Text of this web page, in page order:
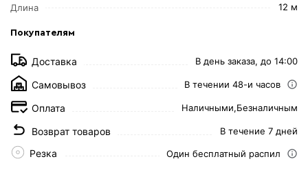
Длина
12 м
Покупателям
Доставка В день заказа, до 14:00
Самовывоз В течении 48-и часов
Оплата Наличными,Безналичным
Возврат товаров В течение 7 дней
Резка Один бесплатный распил